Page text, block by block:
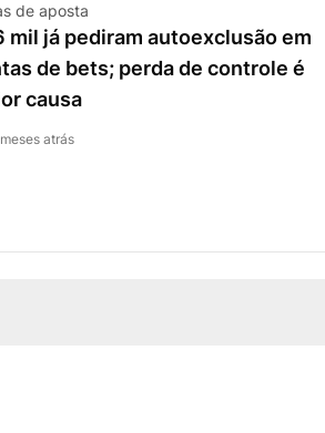
de aposta
mil já pediram autoexclusão em
de bets; perda de controle é
causa
atrás